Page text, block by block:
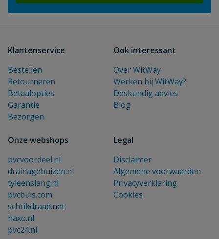
Klantenservice
Bestellen
Retourneren
Betaalopties
Garantie
Bezorgen
Ook interessant
Over WitWay
Werken bij WitWay?
Deskundig advies
Blog
Onze webshops
pvcvoordeel.nl
drainagebuizen.nl
tyleenslang.nl
pvcbuis.com
schrikdraad.net
haxo.nl
pvc24.nl
Legal
Disclaimer
Algemene voorwaarden
Privacyverklaring
Cookies